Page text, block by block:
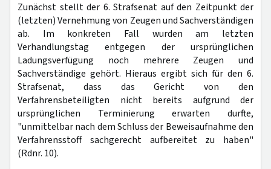
Zunächst stellt der 6. Strafsenat auf den Zeitpunkt der
(letzten) Vernehmung von Zeugen und Sachverständigen
ab. Im konkreten Fall wurden am letzten
Verhandlungstag entgegen der ursprünglichen
Ladungsverfügung noch mehrere Zeugen und
Sachverständige gehört. Hieraus ergibt sich für den 6.
Strafsenat, dass das Gericht von den
Verfahrensbeteiligten nicht bereits aufgrund der
ursprünglichen Terminierung erwarten durfte,
"unmittelbar nach dem Schluss der Beweisaufnahme den
Verfahrensstoff sachgerecht aufbereitet zu haben"
(Rdnr. 10).